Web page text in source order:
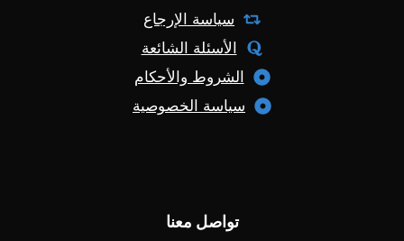
سياسة الإرجاع
الأسئلة الشائعة
الشروط والأحكام
سياسة الخصوصية
تواصل معنا